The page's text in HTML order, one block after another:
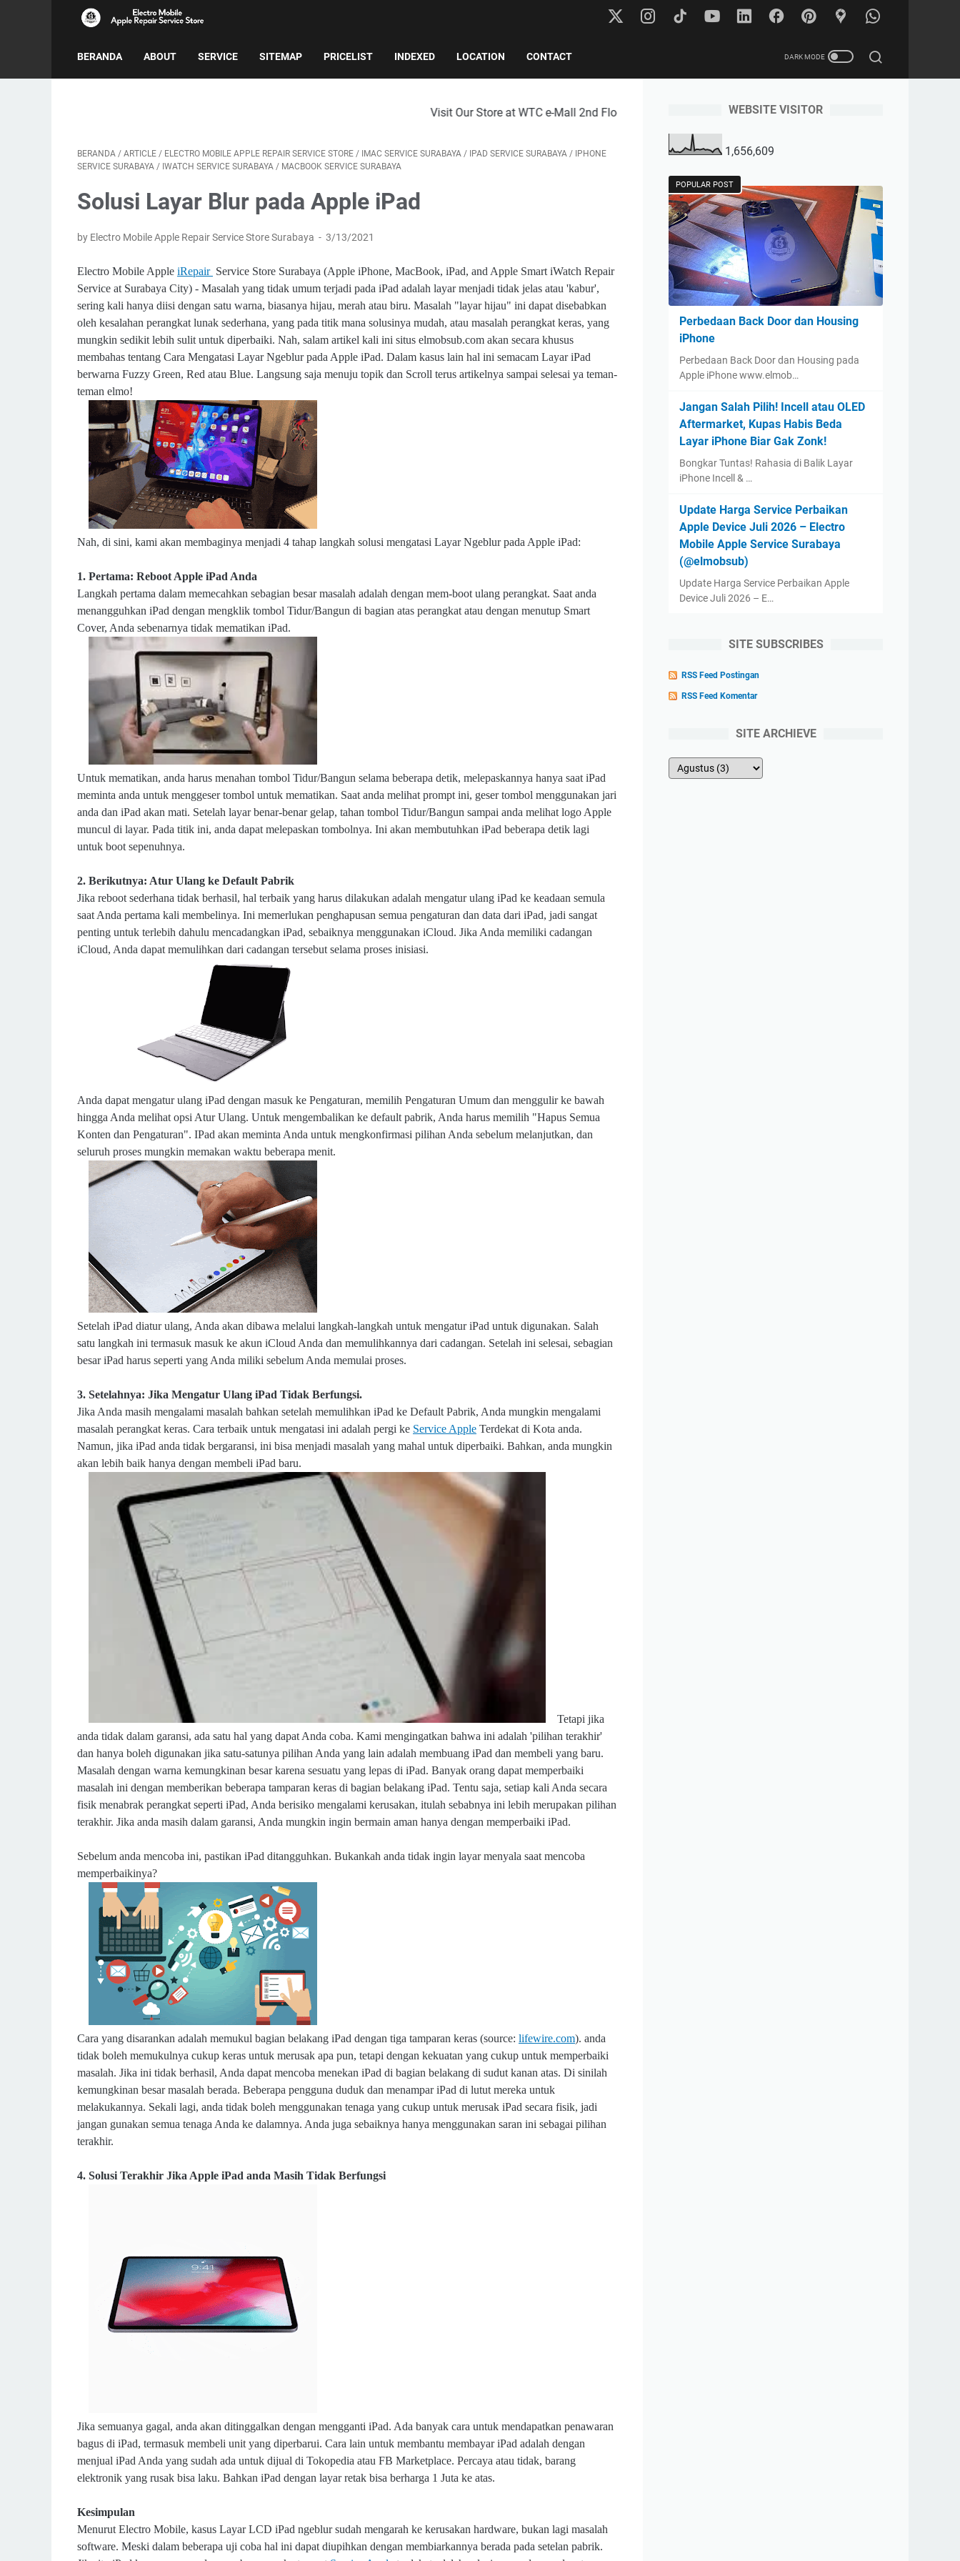
BERANDA ABOUT SERVICE SITEMAP PRICELIST INDEXED LOCATION CONTACT
Visit Our Store at WTC e-Mall 2nd Floor, No. 816, Surabaya City
BERANDA / ARTICLE / ELECTRO MOBILE APPLE REPAIR SERVICE STORE / IMAC SERVICE SURABAYA / IPAD SERVICE SURABAYA / IPHONE
SERVICE SURABAYA / IWATCH SERVICE SURABAYA / MACBOOK SERVICE SURABAYA
Solusi Layar Blur pada Apple iPad
by Electro Mobile Apple Repair Service Store Surabaya 3/13/2021
Electro Mobile Apple iRepair Service Store Surabaya (Apple iPhone, MacBook, iPad, and Apple Smart iWatch Repair
Service at Surabaya City) - Masalah yang tidak umum terjadi pada iPad adalah layar menjadi tidak jelas atau 'kabur',
sering kali hanya diisi dengan satu warna, biasanya hijau, merah atau biru. Masalah "layar hijau" ini dapat disebabkan
oleh kesalahan perangkat lunak sederhana, yang pada titik mana solusinya mudah, atau masalah perangkat keras, yang
mungkin sedikit lebih sulit untuk diperbaiki. Nah, salam artikel kali ini situs elmobsub.com akan secara khusus
membahas tentang Cara Mengatasi Layar Ngeblur pada Apple iPad. Dalam kasus lain hal ini semacam Layar iPad
berwarna Fuzzy Green, Red atau Blue. Langsung saja menuju topik dan Scroll terus artikelnya sampai selesai ya teman-
teman elmo!
Nah, di sini, kami akan membaginya menjadi 4 tahap langkah solusi mengatasi Layar Ngeblur pada Apple iPad:
1. Pertama: Reboot Apple iPad Anda
Langkah pertama dalam memecahkan sebagian besar masalah adalah dengan mem-boot ulang perangkat. Saat anda
menangguhkan iPad dengan mengklik tombol Tidur/Bangun di bagian atas perangkat atau dengan menutup Smart
Cover, Anda sebenarnya tidak mematikan iPad.
Untuk mematikan, anda harus menahan tombol Tidur/Bangun selama beberapa detik, melepaskannya hanya saat iPad
meminta anda untuk menggeser tombol untuk mematikan. Saat anda melihat prompt ini, geser tombol menggunakan jari
anda dan iPad akan mati. Setelah layar benar-benar gelap, tahan tombol Tidur/Bangun sampai anda melihat logo Apple
muncul di layar. Pada titik ini, anda dapat melepaskan tombolnya. Ini akan membutuhkan iPad beberapa detik lagi
untuk boot sepenuhnya.
2. Berikutnya: Atur Ulang ke Default Pabrik
Jika reboot sederhana tidak berhasil, hal terbaik yang harus dilakukan adalah mengatur ulang iPad ke keadaan semula
saat Anda pertama kali membelinya. Ini memerlukan penghapusan semua pengaturan dan data dari iPad, jadi sangat
penting untuk terlebih dahulu mencadangkan iPad, sebaiknya menggunakan iCloud. Jika Anda memiliki cadangan
iCloud, Anda dapat memulihkan dari cadangan tersebut selama proses inisiasi.
Anda dapat mengatur ulang iPad dengan masuk ke Pengaturan, memilih Pengaturan Umum dan menggulir ke bawah
hingga Anda melihat opsi Atur Ulang. Untuk mengembalikan ke default pabrik, Anda harus memilih "Hapus Semua
Konten dan Pengaturan". IPad akan meminta Anda untuk mengkonfirmasi pilihan Anda sebelum melanjutkan, dan
seluruh proses mungkin memakan waktu beberapa menit.
Setelah iPad diatur ulang, Anda akan dibawa melalui langkah-langkah untuk mengatur iPad untuk digunakan. Salah
satu langkah ini termasuk masuk ke akun iCloud Anda dan memulihkannya dari cadangan. Setelah ini selesai, sebagian
besar iPad harus seperti yang Anda miliki sebelum Anda memulai proses.
3. Setelahnya: Jika Mengatur Ulang iPad Tidak Berfungsi.
Jika Anda masih mengalami masalah bahkan setelah memulihkan iPad ke Default Pabrik, Anda mungkin mengalami
masalah perangkat keras. Cara terbaik untuk mengatasi ini adalah pergi ke Service Apple Terdekat di Kota anda.
Namun, jika iPad anda tidak bergaransi, ini bisa menjadi masalah yang mahal untuk diperbaiki. Bahkan, anda mungkin
akan lebih baik hanya dengan membeli iPad baru.
Tetapi jika
anda tidak dalam garansi, ada satu hal yang dapat Anda coba. Kami mengingatkan bahwa ini adalah 'pilihan terakhir'
dan hanya boleh digunakan jika satu-satunya pilihan Anda yang lain adalah membuang iPad dan membeli yang baru.
Masalah dengan warna kemungkinan besar karena sesuatu yang lepas di iPad. Banyak orang dapat memperbaiki
masalah ini dengan memberikan beberapa tamparan keras di bagian belakang iPad. Tentu saja, setiap kali Anda secara
fisik menabrak perangkat seperti iPad, Anda berisiko mengalami kerusakan, itulah sebabnya ini lebih merupakan pilihan
terakhir. Jika anda masih dalam garansi, Anda mungkin ingin bermain aman hanya dengan memperbaiki iPad.
Sebelum anda mencoba ini, pastikan iPad ditangguhkan. Bukankah anda tidak ingin layar menyala saat mencoba
memperbaikinya?
Cara yang disarankan adalah memukul bagian belakang iPad dengan tiga tamparan keras (source: lifewire.com). anda
tidak boleh memukulnya cukup keras untuk merusak apa pun, tetapi dengan kekuatan yang cukup untuk memperbaiki
masalah. Jika ini tidak berhasil, Anda dapat mencoba menekan iPad di bagian belakang di sudut kanan atas. Di sinilah
kemungkinan besar masalah berada. Beberapa pengguna duduk dan menampar iPad di lutut mereka untuk
melakukannya. Sekali lagi, anda tidak boleh menggunakan tenaga yang cukup untuk merusak iPad secara fisik, jadi
jangan gunakan semua tenaga Anda ke dalamnya. Anda juga sebaiknya hanya menggunakan saran ini sebagai pilihan
terakhir.
4. Solusi Terakhir Jika Apple iPad anda Masih Tidak Berfungsi
Jika semuanya gagal, anda akan ditinggalkan dengan mengganti iPad. Ada banyak cara untuk mendapatkan penawaran
bagus di iPad, termasuk membeli unit yang diperbarui. Cara lain untuk membantu membayar iPad adalah dengan
menjual iPad Anda yang sudah ada untuk dijual di Tokopedia atau FB Marketplace. Percaya atau tidak, barang
elektronik yang rusak bisa laku. Bahkan iPad dengan layar retak bisa berharga 1 Juta ke atas.
Kesimpulan
Menurut Electro Mobile, kasus Layar LCD iPad ngeblur sudah mengarah ke kerusakan hardware, bukan lagi masalah
software. Meski dalam beberapa uji coba hal ini dapat diupihkan dengan membiarkannya berada pada setelan pabrik.
WEBSITE VISITOR
1,656,609
POPULAR POST
Perbedaan Back Door dan Housing
iPhone
Perbedaan Back Door dan Housing pada
Apple iPhone www.elmob…
Jangan Salah Pilih! Incell atau OLED
Aftermarket, Kupas Habis Beda
Layar iPhone Biar Gak Zonk!
Bongkar Tuntas! Rahasia di Balik Layar
iPhone Incell & …
Update Harga Service Perbaikan
Apple Device Juli 2026 – Electro
Mobile Apple Service Surabaya
(@elmobsub)
Update Harga Service Perbaikan Apple
Device Juli 2026 – E…
SITE SUBSCRIBES
RSS Feed Postingan
RSS Feed Komentar
SITE ARCHIEVE